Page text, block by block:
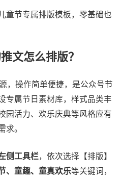
童节专属排版模板，零基础也
文怎么排版？
，操作简单便捷，是公众号节
专属节日素材库，样式品类丰
园活力、欢乐庆典等风格应有
求。
侧工具栏，依次选择【排版】
、童趣、童真欢乐等关键词，